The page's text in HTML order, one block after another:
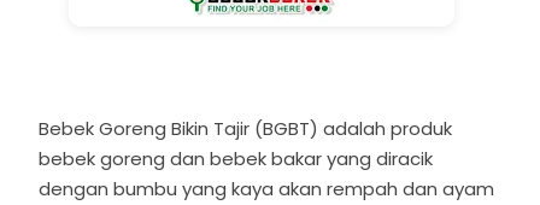
Bebek Goreng Bikin Tajir (BGBT) adalah produk
bebek goreng dan bebek bakar yang diracik
dengan bumbu yang kaya akan rempah dan ayam